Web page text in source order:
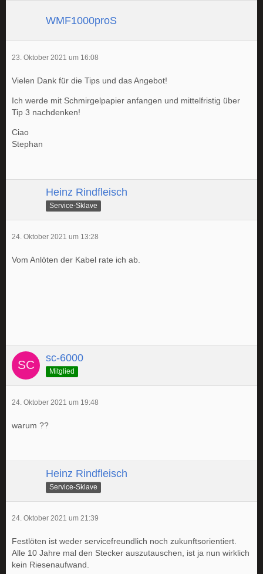
WMF1000proS
23. Oktober 2021 um 16:08
Vielen Dank für die Tips und das Angebot!
Ich werde mit Schmirgelpapier anfangen und mittelfristig über
Tip 3 nachdenken!
Ciao
Stephan
Heinz Rindfleisch
Service-Sklave
24. Oktober 2021 um 13:28
Vom Anlöten der Kabel rate ich ab.
sc-6000
Mitglied
24. Oktober 2021 um 19:48
warum ??
Heinz Rindfleisch
Service-Sklave
24. Oktober 2021 um 21:39
Festlöten ist weder servicefreundlich noch zukunftsorientiert.
Alle 10 Jahre mal den Stecker auszutauschen, ist ja nun wirklich
kein Riesenaufwand.